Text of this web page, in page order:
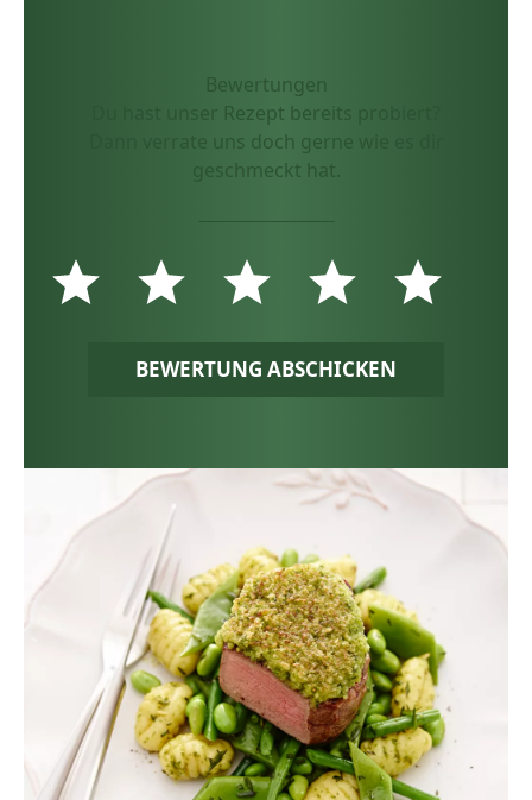
Bewertungen
Du hast unser Rezept bereits probiert?
Dann verrate uns doch gerne wie es dir
geschmeckt hat.
BEWERTUNG ABSCHICKEN